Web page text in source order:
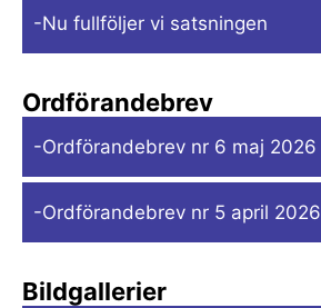
-Nu fullföljer vi satsningen
Ordförandebrev
-Ordförandebrev nr 6 maj 2026
-Ordförandebrev nr 5 april 2026
Bildgallerier